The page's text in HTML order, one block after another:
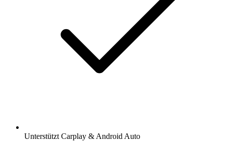
Unterstützt Carplay & Android Auto